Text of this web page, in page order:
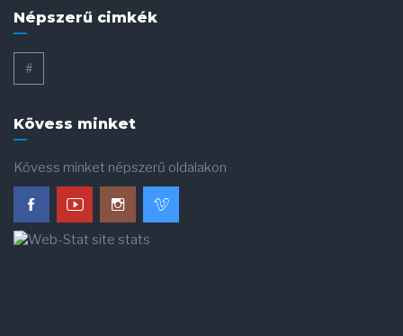
Népszerű cimkék
#
Kövess minket
Kövess minket népszerű oldalakon